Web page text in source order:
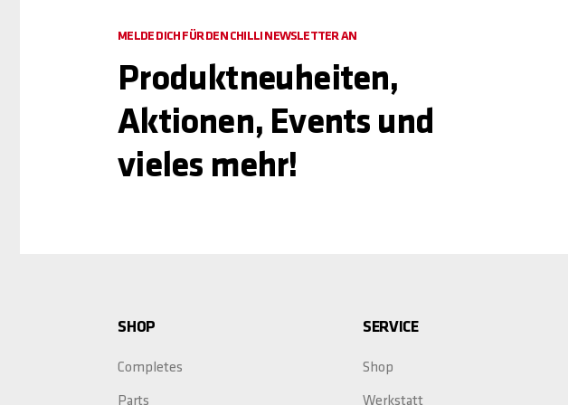
MELDE DICH FÜR DEN CHILLI NEWSLETTER AN
Produktneuheiten,
Aktionen, Events und
vieles mehr!
SHOP
Completes
Parts
SERVICE
Shop
Werkstatt